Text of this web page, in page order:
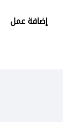
إضافة عمل